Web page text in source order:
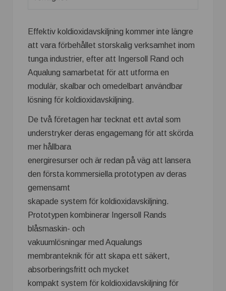
Effektiv koldioxidavskiljning kommer inte längre
att vara förbehållet storskalig verksamhet inom
tunga industrier, efter att Ingersoll Rand och
Aqualung samarbetat för att utforma en
modulär, skalbar och omedelbart användbar
lösning för koldioxidavskiljning.
De två företagen har tecknat ett avtal som
understryker deras engagemang för att skörda
mer hållbara
energiresurser och är redan på väg att lansera
den första kommersiella prototypen av deras
gemensamt
skapade system för koldioxidavskiljning.
Prototypen kombinerar Ingersoll Rands
blåsmaskin- och
vakuumlösningar med Aqualungs
membranteknik för att skapa ett säkert,
absorberingsfritt och mycket
kompakt system för koldioxidavskiljning för